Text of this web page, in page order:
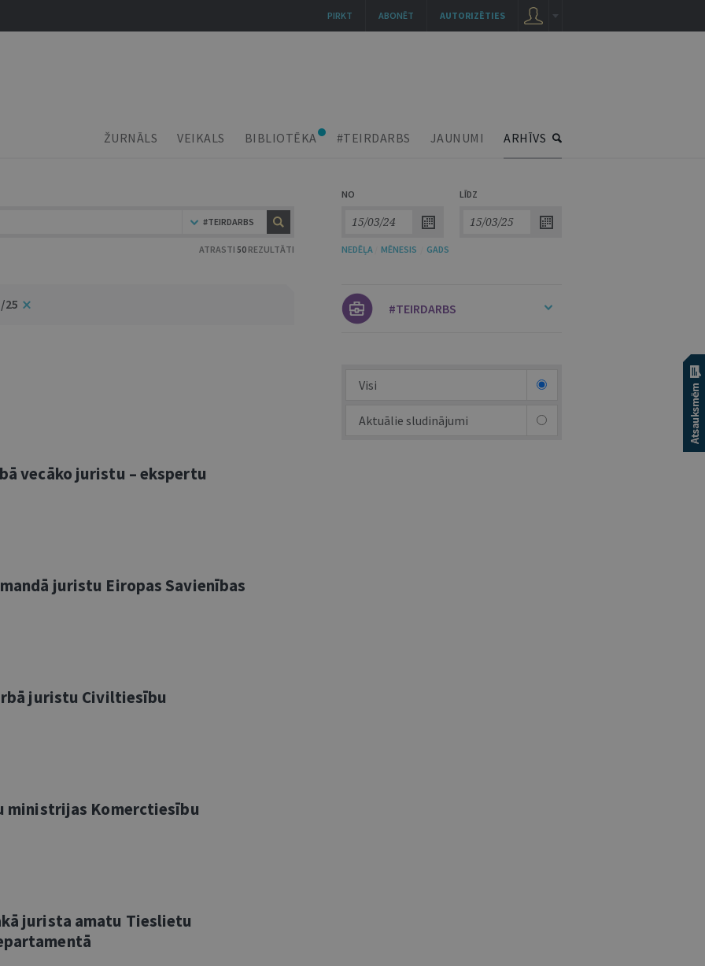
ŽURNĀLS VEIKALS BIBLIOTĒKA #TEIRDARBS JAUNUMI ARHĪVS
#TEIRDARBS
ATRASTI 50 REZULTĀTI
NO LĪDZ
NEDĒĻA MĒNESIS GADS
25
vecāko juristu – ekspertu
juristu Eiropas Savienības
juristu Civiltiesību
ministrijas Komerctiesību
jurista amatu Tieslietu
#TEIRDARBS
Visi
Aktuālie sludinājumi
AUTORIZĒTIES
ABONĒT
PIRKT